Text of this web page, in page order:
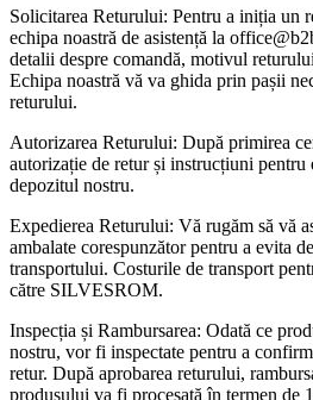
Solicitarea Returului: Pentru a iniția un
echipa noastră de asistență la
detalii despre comandă, motivul
Echipa noastră vă va ghida prin pașii
returului.
Autorizarea Returului: După primirea
autorizație de retur și instrucțiuni pentru
depozitul nostru.
Expedierea Returului: Vă rugăm să vă
ambalate corespunzător pentru a evita
transportului. Costurile de transport
către SILVESROM.
Inspecția și Rambursarea: Odată ce
nostru, vor fi inspectate pentru a
retur. După aprobarea returului,
produsului va fi procesată în termen de